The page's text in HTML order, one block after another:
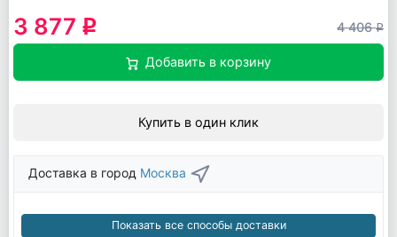
3 877 q 4 406q
Добавить в корзину
Купить в один клик
Доставка в город Москва
Показать все способы доставки